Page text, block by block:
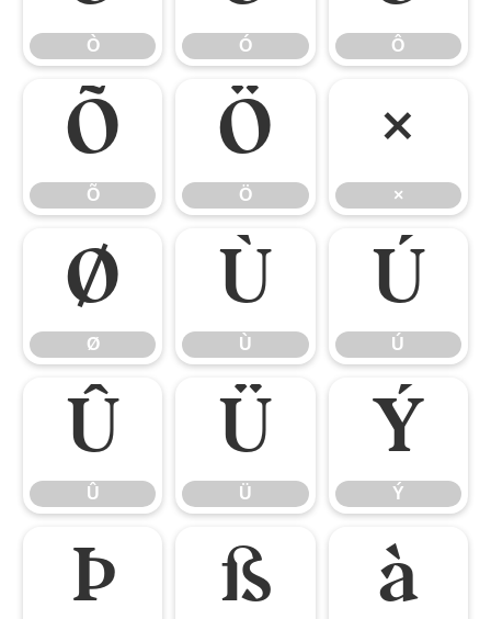
Ò Ó Ô
Õ
Õ
Ö
Ö
×
×
Ø
Ø
Ù
Ù
Ú
Ú
Û
Û
Ü
Ü
Ý
Ý
Þ ß à